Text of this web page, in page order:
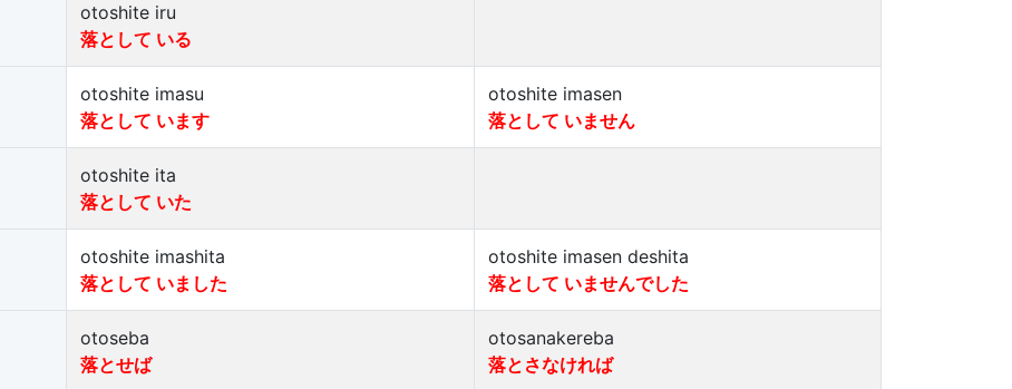
otoshite iru
落として いる
otoshite imasu
落として います
otoshite imasen
落として いません
otoshite ita
落として いた
otoshite imashita
落として いました
otoshite imasen deshita
落として いませんでした
otoseba
落とせば
otosanakereba
落とさなければ